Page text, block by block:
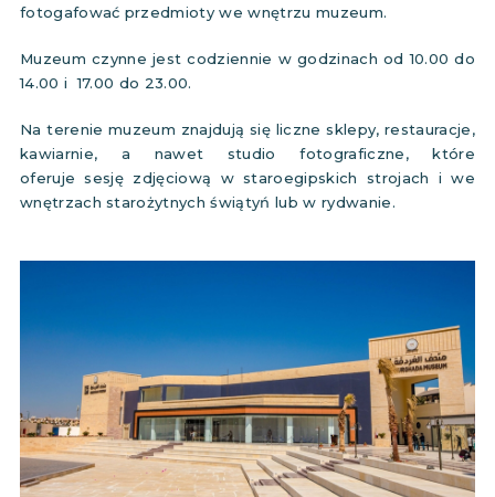
fotogafować przedmioty we wnętrzu muzeum.
Muzeum czynne jest codziennie w godzinach od 10.00 do
14.00 i 17.00 do 23.00.
Na terenie muzeum znajdują się liczne sklepy, restauracje,
kawiarnie, a nawet studio fotograficzne, które
oferuje sesję zdjęciową w staroegipskich strojach i we
wnętrzach starożytnych świątyń lub w rydwanie.